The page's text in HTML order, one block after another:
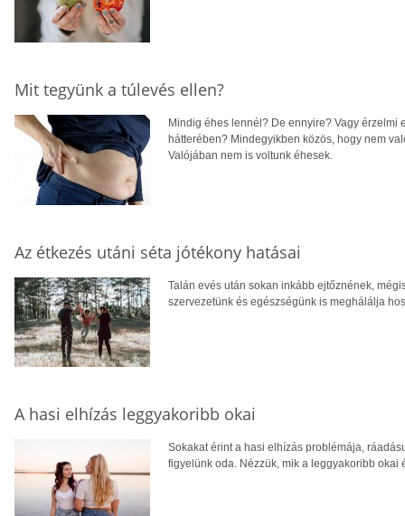
Mit tegyünk a túlevés ellen?
Mindig éhes lennél? De ennyire? Vagy érzelmi
hátterében? Mindegyikben közös, hogy nem
Valójában nem is voltunk éhesek.
Az étkezés utáni séta jótékony hatásai
Talán evés után sokan inkább ejtőznének,
szervezetünk és egészségünk is meghálálja
A hasi elhízás leggyakoribb okai
Sokakat érint a hasi elhízás problémája,
figyelünk oda. Nézzük, mik a leggyakoribb okai